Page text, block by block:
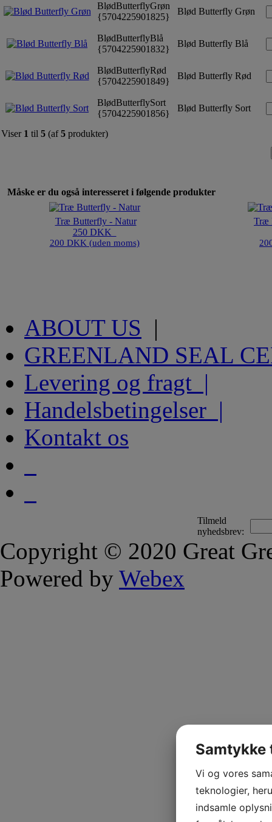
BlødButterflyGrøn
{5704225901825}
Blød Butterfly Grøn
BlødButterflyBlå
{5704225901832}
Blød Butterfly Blå
BlødButterflyRød
{5704225901849}
Blød Butterfly Rød
BlødButterflySort
{5704225901856}
Blød Butterfly Sort
Viser 1 til 5 (af5 produkter)
Måske er du også interesseret i følgende produkter
Træ Butterfly - Natur
250 DKK
200 DKK (uden moms)
Træ
ABOUT US |
GREENLAND SEAL
Levering og fragt |
Handelsbetingelser |
Kontakt os
Tilmeld
nyhedsbrev:
Copyright © 2020 Great
Powered by Webex
Vi og vores
teknologier,
indsamle